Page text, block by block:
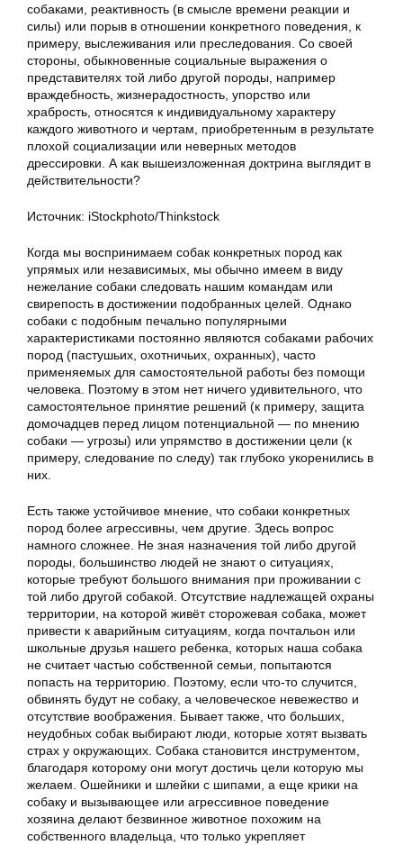
собаками, реактивность (в смысле времени реакции и
силы) или порыв в отношении конкретного поведения, к
примеру, выслеживания или преследования. Со своей
стороны, обыкновенные социальные выражения о
представителях той либо другой породы, например
враждебность, жизнерадостность, упорство или
храбрость, относятся к индивидуальному характеру
каждого животного и чертам, приобретенным в результате
плохой социализации или неверных методов
дрессировки. А как вышеизложенная доктрина выглядит в
действительности?
Источник: iStockphoto/Thinkstock
Когда мы воспринимаем собак конкретных пород как
упрямых или независимых, мы обычно имеем в виду
нежелание собаки следовать нашим командам или
свирепость в достижении подобранных целей. Однако
собаки с подобным печально популярными
характеристиками постоянно являются собаками рабочих
пород (пастушьих, охотничьих, охранных), часто
применяемых для самостоятельной работы без помощи
человека. Поэтому в этом нет ничего удивительного, что
самостоятельное принятие решений (к примеру, защита
домочадцев перед лицом потенциальной — по мнению
собаки — угрозы) или упрямство в достижении цели (к
примеру, следование по следу) так глубоко укоренились в
них.
Есть также устойчивое мнение, что собаки конкретных
пород более агрессивны, чем другие. Здесь вопрос
намного сложнее. Не зная назначения той либо другой
породы, большинство людей не знают о ситуациях,
которые требуют большого внимания при проживании с
той либо другой собакой. Отсутствие надлежащей охраны
территории, на которой живёт сторожевая собака, может
привести к аварийным ситуациям, когда почтальон или
школьные друзья нашего ребенка, которых наша собака
не считает частью собственной семьи, попытаются
попасть на территорию. Поэтому, если что-то случится,
обвинять будут не собаку, а человеческое невежество и
отсутствие воображения. Бывает также, что больших,
неудобных собак выбирают люди, которые хотят вызвать
страх у окружающих. Собака становится инструментом,
благодаря которому они могут достичь цели которую мы
желаем. Ошейники и шлейки с шипами, а еще крики на
собаку и вызывающее или агрессивное поведение
хозяина делают безвинное животное похожим на
собственного владельца, что только укрепляет